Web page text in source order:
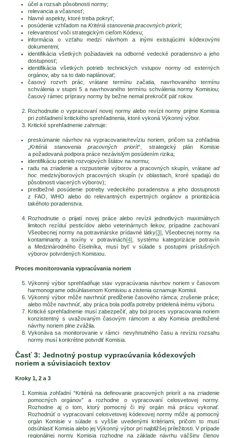
účel a rozsah pôsobnosti normy;
relevancia a včasnosť;
hlavné aspekty, ktoré treba pokryť;
posúdenie vzhľadom na Kritériá stanovenia pracovných priorít;
relevantnosť voči strategickým cieľom Kódexu;
informácia o vzťahu medzi návrhom a inými existujúcimi kódexovými
dokumentmi;
identifikácia všetkých požiadaviek na odborné vedecké poradenstvo a jeho
dostupnosť;
identifikácia všetkých potrieb technických vstupov normy od externých
orgánov, aby sa to dalo naplánovať;
časový rozvrh prác, vrátane termínu začatia, navrhovaného termínu
schválenia v stupni 5 a navrhovaného termínu schválenia normy Komisiou;
časový rámec prípravy normy by bežne nemal prekročiť päť rokov.
Rozhodnutie o vypracovaní novej normy alebo revízii normy prijme Komisia
pri zohľadnení kritického sprehľadnenia, ktoré vykoná Výkonný výbor.
Kritické sprehľadnenie zahrnuje:
preskúmanie návrhov na vypracovanie/revíziu noriem, pričom sa zohľadnia
Kritériá stanovenia pracovných priorít“, strategický plán Komisie
a požadovaná podpora práce nezávislým posúdením rizika;
identifikáciu potrieb rozvojových štátov na normu;
radu na zriadenie a rozpustenie výborov a pracovných skupín, vrátane ad
hoc medzivýborových pracovných skupín (v oblastiach, kroré spadajú do
pôsobnosti viacerých výborov);
predbežné posúdenie potreby vedeckého poradenstva a jeho dostupnosti
z FAO, WHO alebo do relevantných expertných orgánov a prioritizácia
takéhoto poradenstva.
Rozhodnutie o prijatí novej práce alebo revízii jednotlivých maximálnych
limitoch rezíduí pesticídov alebo veterinárnych liekov, prípadne zachovaní
Všeobecnej normy na potravinárske prídavné látky[3], Všeobecnej normy na
kontaminanty a toxíny v potravinách[4], systému kategorizácie potravín
a Medzinárodného číselníka, musí byť v súlade s postupmi príslušných
výborov potvrdených Komisiou.
Proces monitorovania vypracúvania noriem
Výkonný výbor sprehľadňuje stav vypracúvania návrhov noriem v časovom
harmonograme odsúhlasenom Komisiou a zistenia oznamuje Komisii.
Výkonný výbor môže navrhnúť predĺženie časového rámca; zrušenie práce;
alebo môže navrhnúť, aby práca bola podľa potreby pridelená inému výboru.
Kritické sprehľadnenie musí zabezpečiť, aby bol proces vypracovania noriem
konzistentný s uvažovaným časovým rámcom a aby Komisia predložené
návrhy noriem plne zvážila.
Vykonáva sa monitorovanie v rámci nevyhnutného času a revíziu rozsahu
normy musí konkrétne potvrdiť Komisia.
Časť 3: Jednotný postup vypracúvania kódexových
noriem a súvisiacich textov
Kroky 1, 2 a 3
Komisia zohľadní “Kritériá na definovanie pracovných priorít a na zriadenie
pomocných orgánov” a rozhodne o vypracovaní celosvetovej normy.
Rozhodne aj o tom, ktorý pomocný či iný orgán má prácu vykonať.
Rozhodnúť o vypracovaní celosvetovej kódexovej normy môže aj pomocný
orgán Komisie v súlade s vyššie uvedenými kritériami, pričom to musí
odsúhlasiť Komisia alebo jej Výkonný výbor pri najbližšej príležitosti. V prípade
regionálnej normy Komisia rozhodne na základe návrhu väčšiny členov